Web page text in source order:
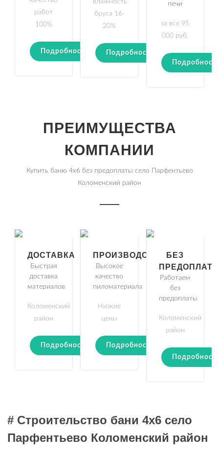
работ
100%
Подробности
влажность
бруса 16-
20%
Подробности
печи
за все 95
000 руб.
ПРЕИМУЩЕСТВА
КОМПАНИИ
Купить баню 4х6 без предоплаты село Парфентьево
Коломенский район
ДОСТАВКА
Быстрая
доставка
материалов
Коломенский
район
Подробности
ПРОИЗВОДСТВО
Высокое
качество
пиломатериала
Низкие
цены
Подробности
БЕЗ
Работаем
без
предоплаты
Коломенский
район
# Строительство бани 4х6 село
Парфентьево Коломенский район